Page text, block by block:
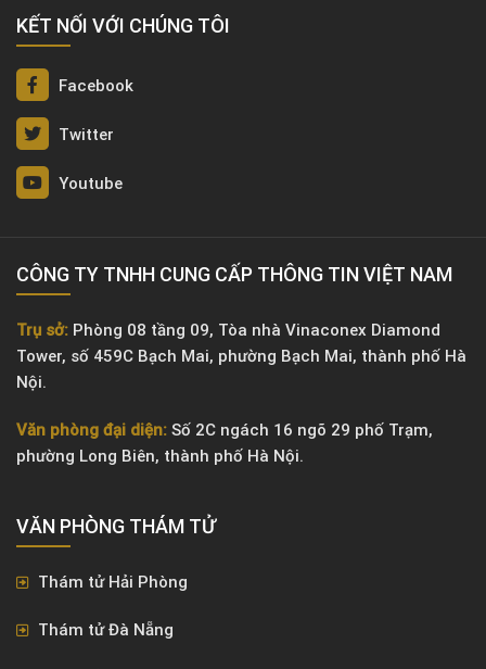
KẾT NỐI VỚI CHÚNG TÔI
Facebook
Twitter
Youtube
CÔNG TY TNHH CUNG CẤP THÔNG TIN VIỆT NAM
Trụ sở: Phòng 08 tầng 09, Tòa nhà Vinaconex Diamond
Tower, số 459C Bạch Mai, phường Bạch Mai, thành phố Hà
Nội.
Văn phòng đại diện: Số 2C ngách 16 ngõ 29 phố Trạm,
phường Long Biên, thành phố Hà Nội.
VĂN PHÒNG ​THÁM TỬ
Thám tử Hải Phòng
Thám tử Đà Nẵng